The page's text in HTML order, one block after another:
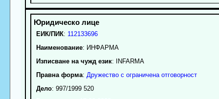
ЕИК/ПИК: 112133696
Наименование: ИНФАРМА
Изписване на чужд език: INFARMA
Правна форма: Дружество с ограничена отговорност
Дело: 997/1999 520